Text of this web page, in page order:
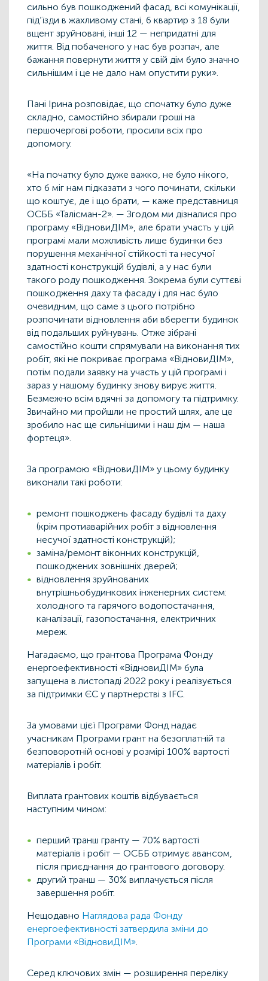
сильно був пошкоджений фасад, всі комунікації,
під’їзди в жахливому стані, 6 квартир з 18 були
вщент зруйновані, інші 12 — непридатні для
життя. Від побаченого у нас був розпач, але
бажання повернути життя у свій дім було значно
сильнішим і це не дало нам опустити руки».
Пані Ірина розповідає, що спочатку було дуже
складно, самостійно збирали гроші на
першочергові роботи, просили всіх про
допомогу.
«На початку було дуже важко, не було нікого,
хто б міг нам підказати з чого починати, скільки
що коштує, де і що брати, — каже представниця
ОСББ «Талісман-2». — Згодом ми дізналися про
програму «ВідновиДІМ», але брати участь у цій
програмі мали можливість лише будинки без
порушення механічної стійкості та несучої
здатності конструкцій будівлі, а у нас були
такого роду пошкодження. Зокрема були суттєві
пошкодження даху та фасаду і для нас було
очевидним, що саме з цього потрібно
розпочинати відновлення аби вберегти будинок
від подальших руйнувань. Отже зібрані
самостійно кошти спрямували на виконання тих
робіт, які не покриває програма «ВідновиДІМ»,
потім подали заявку на участь у цій програмі і
зараз у нашому будинку знову вирує життя.
Безмежно всім вдячні за допомогу та підтримку.
Звичайно ми пройшли не простий шлях, але це
зробило нас ще сильнішими і наш дім — наша
фортеця».
За програмою «ВідновиДІМ» у цьому будинку
виконали такі роботи:
ремонт пошкоджень фасаду будівлі та даху
(крім протиаварійних робіт з відновлення
несучої здатності конструкцій);
заміна/ремонт віконних конструкцій,
пошкоджених зовнішніх дверей;
відновлення зруйнованих
внутрішньобудинкових інженерних систем:
холодного та гарячого водопостачання,
каналізації, газопостачання, електричних
мереж.
Нагадаємо, що грантова Програма Фонду
енергоефективності «ВідновиДІМ» була
запущена в листопаді 2022 року і реалізується
за підтримки ЄС у партнерстві з IFC.
За умовами цієї Програми Фонд надає
учасникам Програми грант на безоплатній та
безповоротній основі у розмірі 100% вартості
матеріалів і робіт.
Виплата грантових коштів відбувається
наступним чином:
перший транш гранту — 70% вартості
матеріалів і робіт — ОСББ отримує авансом,
після приєднання до грантового договору.
другий транш — 30% виплачується після
завершення робіт.
Нещодавно Наглядова рада Фонду
енергоефективності затвердила зміни до
Програми «ВідновиДІМ».
Серед ключових змін — розширення переліку